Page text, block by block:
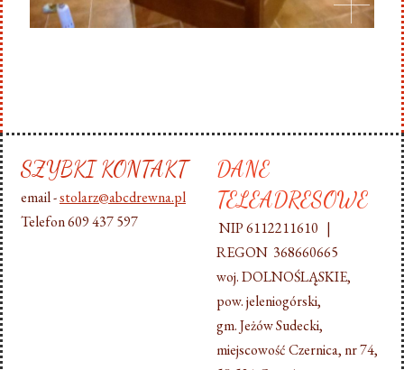
SZYBKI KONTAKT
email -stolarz@abcdrewna.pl
Telefon 609 437 597
DANE
TELEADRESOWE
NIP 6112211610 |
REGON 368660665
woj. DOLNOŚLĄSKIE,
pow. jeleniogórski,
gm. Jeżów Sudecki,
miejscowość Czernica, nr 74,